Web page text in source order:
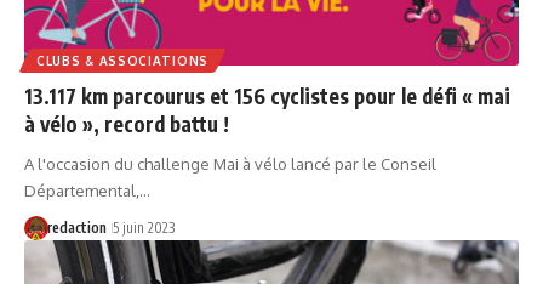
CLUBS & ASSOCIATIONS
13.117 km parcourus et 156 cyclistes pour le défi « mai
à vélo », record battu !
A l'occasion du challenge Mai à vélo lancé par le Conseil
Départemental,…
redaction 5 juin 2023